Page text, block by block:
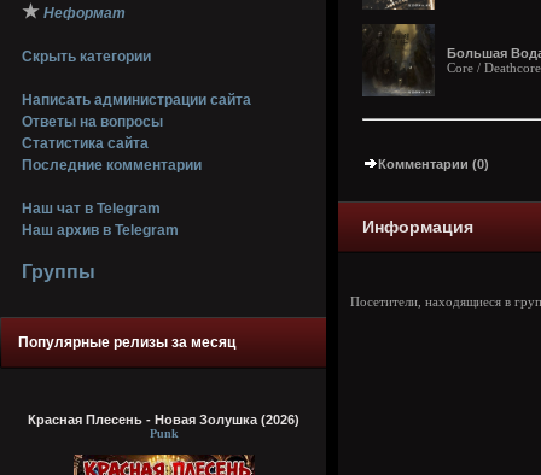
★ Неформат
Скрыть категории
Написать администрации сайта
Ответы на вопросы
Статистика сайта
Последние комментарии
Наш чат в Telegram
Наш архив в Telegram
Группы
Популярные релизы за месяц
Красная Плесень - Новая Золушка (2026)
Punk
Большая
Core /
Комментарии (0)
Информация
Посетители, находящиеся в